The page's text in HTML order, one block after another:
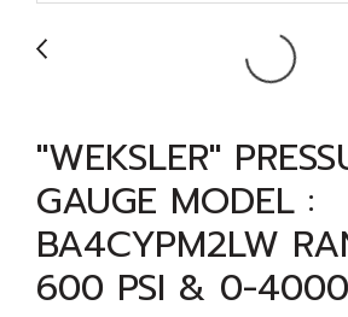
"WEKSLER"
GAUGE MODEL :
BA4CYPM2LW
600 PSI & 0-